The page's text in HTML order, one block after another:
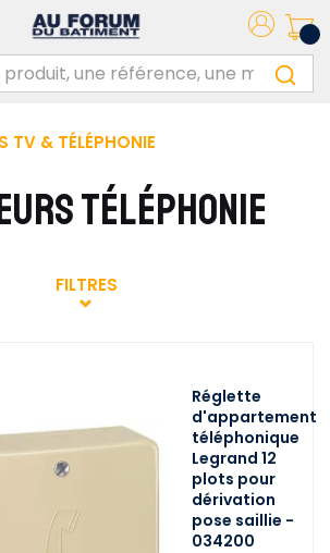
TV & TÉLÉPHONIE
TÉLÉPHONIE
FILTRES
Réglette
d'appartement
téléphonique
Legrand 12
plots pour
dérivation
pose saillie -
034200